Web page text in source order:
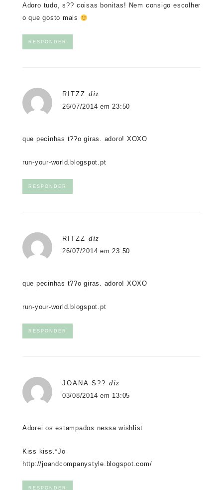
Adoro tudo, s?? coisas bonitas! Nem consigo escolher
o que gosto mais
RESPONDER
RITZZ diz
26/07/2014 em 23:50
que pecinhas t??o giras. adoro! XOXO
run-your-world.blogspot.pt
RESPONDER
RITZZ diz
26/07/2014 em 23:50
que pecinhas t??o giras. adoro! XOXO
run-your-world.blogspot.pt
RESPONDER
JOANA S?? diz
03/08/2014 em 13:05
Adorei os estampados nessa wishlist
Kiss kiss.*Jo
http://joandcompanystyle.blogspot.com/
RESPONDER